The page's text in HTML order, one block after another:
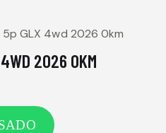
5p GLX 4wd 2026 0km
2026 0KM